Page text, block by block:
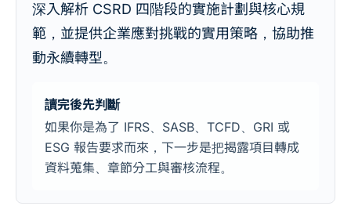
深入解析 CSRD 四階段的實施計劃與核心規
範，並提供企業應對挑戰的實用策略，協助推
動永續轉型。
讀完後先判斷
如果你是為了 IFRS、SASB、TCFD、GRI 或
ESG 報告要求而來，下一步是把揭露項目轉成
資料蒐集、章節分工與審核流程。